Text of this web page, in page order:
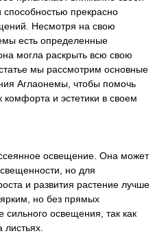
прекрасно
Несмотря на свою
есть определенные
могла раскрыть всю свою
мы рассмотрим основные
Аглаонемы, чтобы помочь
комфорта и эстетики в своем
освещение. Она может
но для
и развития растение лучше
но без прямых
сильного освещения, так как